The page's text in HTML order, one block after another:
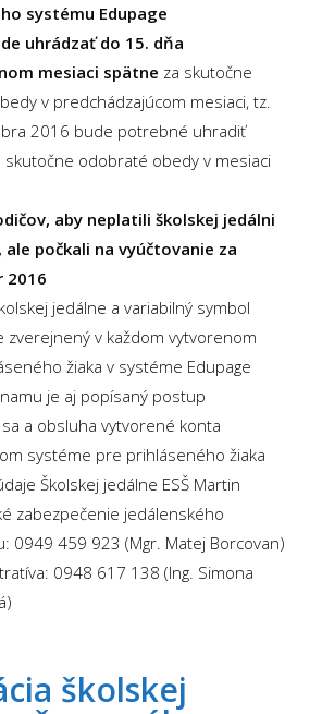
systému Edupage
uhrádzať do 15. dňa
mesiaci spätne za skutočne
v predchádzajúcom mesiaci, tz.
2016 bude potrebné uhradiť
skutočne odobraté obedy v mesiaci
aby neplatili školskej jedálni
ale počkali na vyúčtovanie za
2016
jedálne a variabilný symbol
zverejnený v každom vytvorenom
žiaka v systéme Edupage
je aj popísaný postup
a obsluha vytvorené konta
systéme pre prihláseného žiaka
Školskej jedálne ESŠ Martin
zabezpečenie jedálenského
0949 459 923 (Mgr. Matej Borcovan)
0948 617 138 (Ing. Simona
školskej